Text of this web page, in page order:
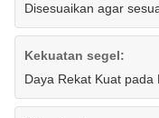
Disesuaikan agar
Kekuatan segel:
Daya Rekat Kuat pada